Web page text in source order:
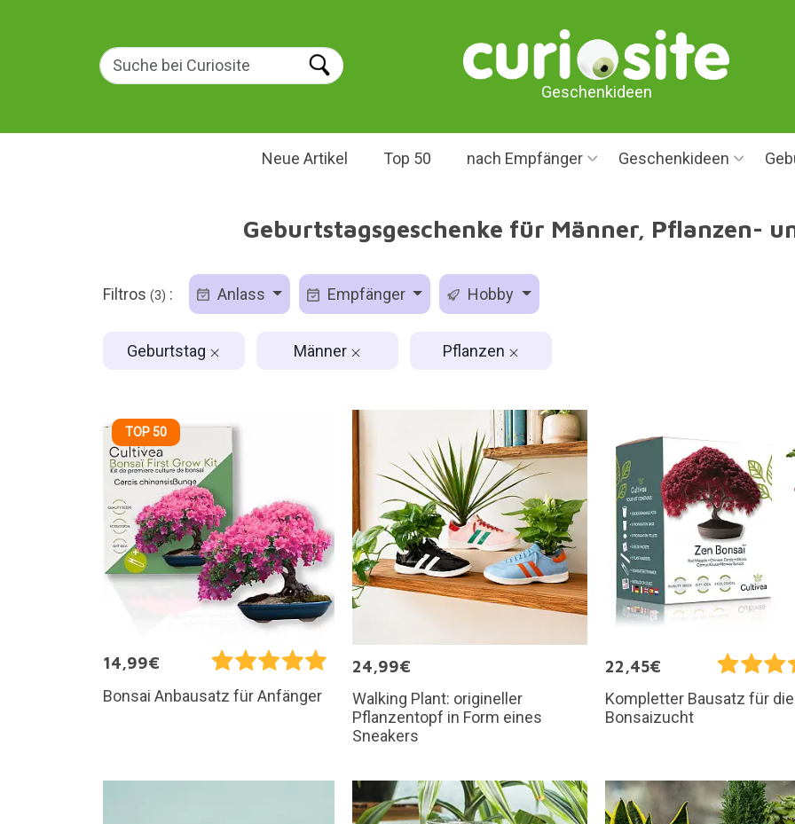
Geschenkideen
Neue Artikel Top 50 nach Empfänger Geschenkideen
Geburtstagsgeschenke für Männer, Pflanzen-
Filtros (3) : Anlass Empfänger Hobby
Geburtstag Männer Pflanzen
TOP 50
14,99€
Bonsai Anbausatz für Anfänger
24,99€
Walking Plant: origineller
Pflanzentopf in Form eines
Sneakers
22,45€
Kompletter Bausatz für die
Bonsaizucht